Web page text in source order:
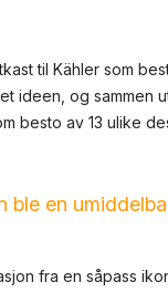
til Kähler som
ideen, og sammen
besto av 13 ulike
ble en
fra en såpass